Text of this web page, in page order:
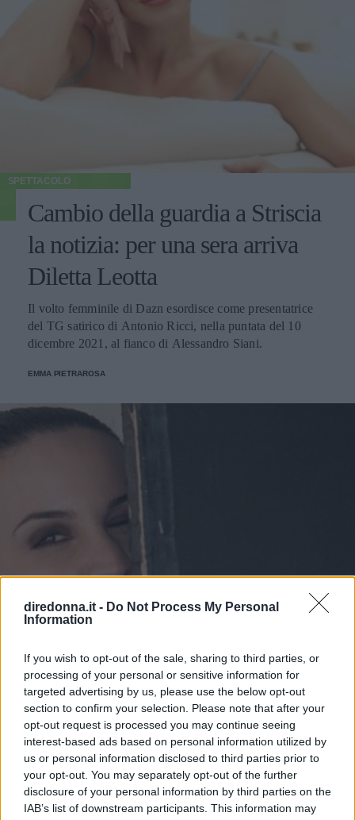
diredonna.it - Do Not Process My Personal
Information
If you wish to opt-out of the sale, sharing to third parties, or
processing of your personal or sensitive information for
targeted advertising by us, please use the below opt-out
section to confirm your selection. Please note that after your
opt-out request is processed you may continue seeing
interest-based ads based on personal information utilized by
us or personal information disclosed to third parties prior to
your opt-out. You may separately opt-out of the further
disclosure of your personal information by third parties on the
IAB’s list of downstream participants. This information may
SPETTACOLO
Cambio della guardia a Striscia
la notizia: per una sera arriva
Diletta Leotta
Il volto femminile di Dazn esordisce come presentatrice
del TG satirico di Antonio Ricci, nella puntata del 10
dicembre 2021, al fianco di Alessandro Siani.
EMMA PIETRAROSA
SPETTACOLO
Emanuela Fanelli, non solo la